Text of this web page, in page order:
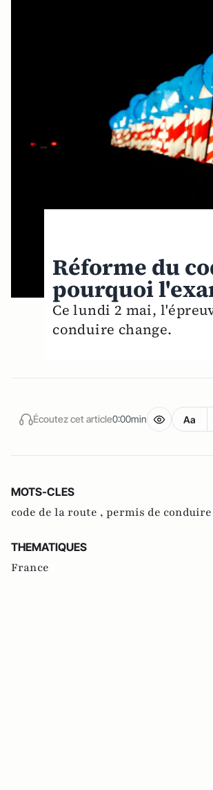
Réforme du
pourquoi
Ce lundi 2 mai,
conduire change.
Écoutez cet article0:00min Aa
MOTS-CLES
code de la route , permis de conduire
THEMATIQUES
France